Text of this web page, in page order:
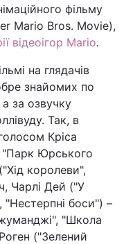
фільму
Mario Bros. Movie),
відеоігор Mario.
на глядачів
знайомих по
а за озвучку
Так, в
Кріса
"Парк Юрського
королеви",
Чарлі Дей ("У
"Нестерпні боси") –
"Школа
("Зелений